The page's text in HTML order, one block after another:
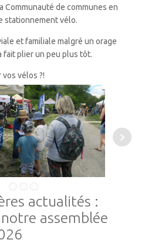
Communauté de communes en
stationnement vélo.
et familiale malgré un orage
fait plier un peu plus tôt.
vos vélos ?!
actualités :
assemblée